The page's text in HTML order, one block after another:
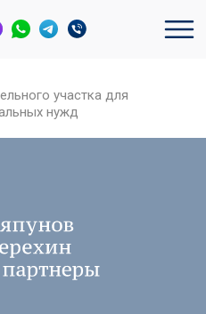
участка для
нужд